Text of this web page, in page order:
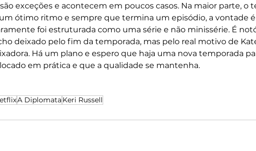
exceções e acontecem em poucos casos. Na maior parte, o
ótimo ritmo e sempre que termina um episódio, a vontade
foi estruturada como uma série e não minissérie. É
deixado pelo fim da temporada, mas pelo real motivo de
Há um plano e espero que haja uma nova temporada
em prática e que a qualidade se mantenha.
A Diplomata Keri Russell